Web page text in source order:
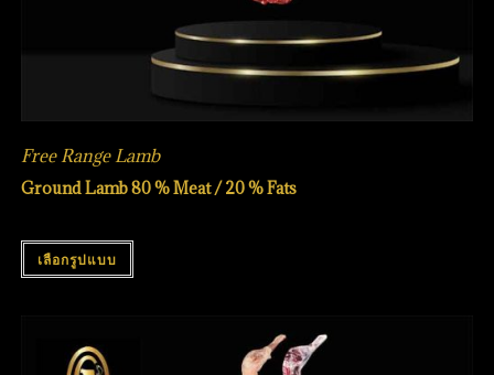
Free Range Lamb
Ground Lamb 80 % Meat / 20 % Fats
เลือกรูปแบบ